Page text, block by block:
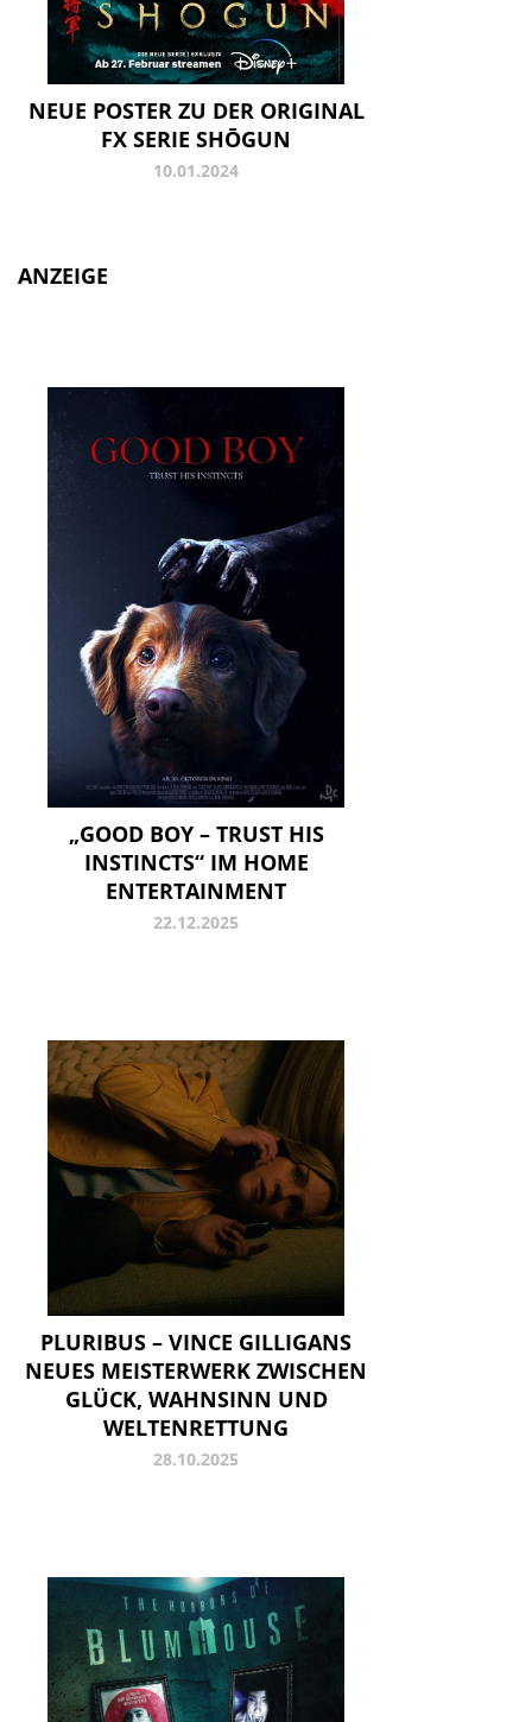
NEUE POSTER ZU DER ORIGINAL
FX SERIE SHŌGUN
10.01.2024
ANZEIGE
„GOOD BOY – TRUST HIS
INSTINCTS“ IM HOME
ENTERTAINMENT
22.12.2025
PLURIBUS – VINCE GILLIGANS
NEUES MEISTERWERK ZWISCHEN
GLÜCK, WAHNSINN UND
WELTENRETTUNG
28.10.2025